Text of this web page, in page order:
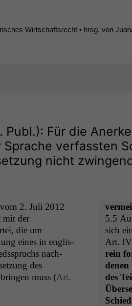
Wirtschaftsrecht • hrsg. von
Publ.): Für die
verfassten
nicht
vom 2. Juli 2012
mit der
die um
eines in englis­
nach­
des
muss (Art.
5.5
sich
Art. IV
rein
des